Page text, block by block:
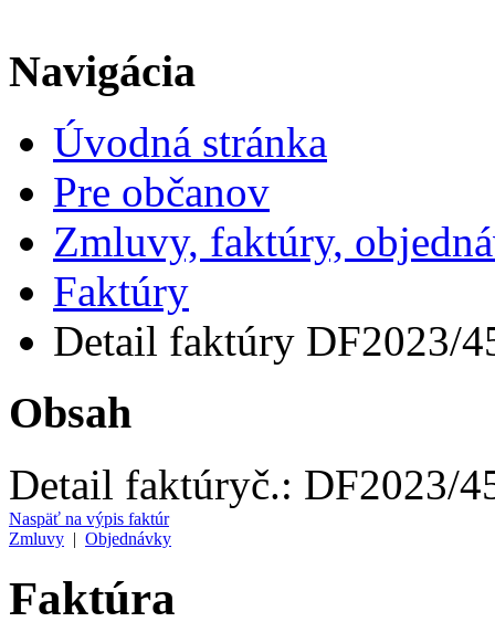
Navigácia
Úvodná stránka
Pre občanov
Zmluvy, faktúry,
Faktúry
Detail faktúry DF2023/
Obsah
Detail faktúryč.: DF2023/
Naspäť na výpis faktúr
Zmluvy | Objednávky
Faktúra